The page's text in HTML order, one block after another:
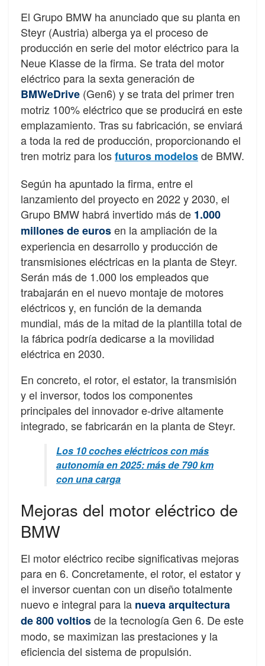
El Grupo BMW ha anunciado que su planta en
Steyr (Austria) alberga ya el proceso de
producción en serie del motor eléctrico para la
Neue Klasse de la firma. Se trata del motor
eléctrico para la sexta generación de
BMWeDrive (Gen6) y se trata del primer tren
motriz 100% eléctrico que se producirá en este
emplazamiento. Tras su fabricación, se enviará
a toda la red de producción, proporcionando el
tren motriz para losfuturos modelosde BMW.
Según ha apuntado la firma, entre el
lanzamiento del proyecto en 2022 y 2030, el
Grupo BMW habrá invertido más de 1.000
millones de eurosen la ampliación de la
experiencia en desarrollo y producción de
transmisiones eléctricas en la planta de Steyr.
Serán más de 1.000 los empleados que
trabajarán en el nuevo montaje de motores
eléctricos y, en función de la demanda
mundial, más de la mitad de la plantilla total de
la fábrica podría dedicarse a la movilidad
eléctrica en 2030.
En concreto, el rotor, el estator, la transmisión
y el inversor, todos los componentes
principales del innovador e-drive altamente
integrado, se fabricarán en la planta de Steyr.
Los 10 coches eléctricos con más
autonomía en 2025: más de 790 km
con una carga
Mejoras del motor eléctrico de
BMW
El motor eléctrico recibe significativas mejoras
para en 6. Concretamente, el rotor, el estator y
el inversor cuentan con un diseño totalmente
nuevo e integral para la nueva arquitectura
de 800 voltiosde la tecnología Gen 6. De este
modo, se maximizan las prestaciones y la
eficiencia del sistema de propulsión.